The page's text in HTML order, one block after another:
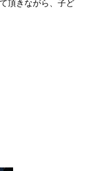
頂きながら、子ど